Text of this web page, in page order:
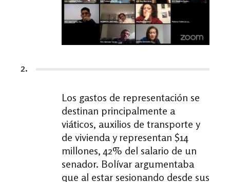
2.
Los gastos de representación se
destinan principalmente a
viáticos, auxilios de transporte y
de vivienda y representan $14
millones, 42% del salario de un
senador. Bolívar argumentaba
que al estar sesionando desde sus